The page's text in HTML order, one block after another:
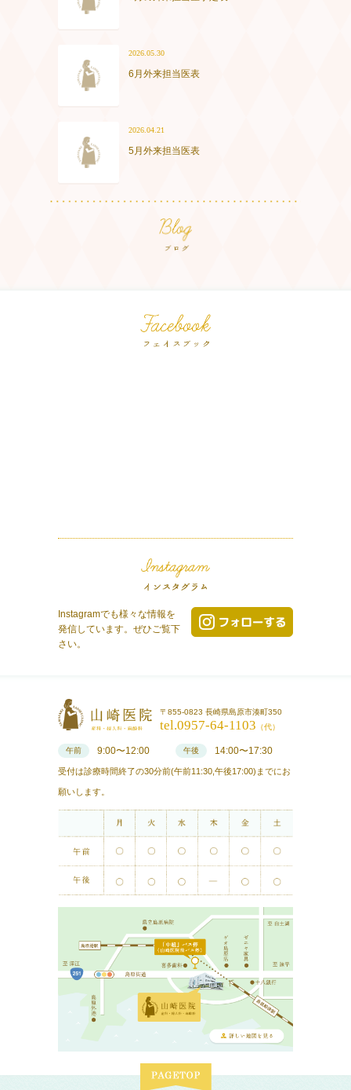
2026.05.30
6月外来担当医表
2026.04.21
5月外来担当医表
Instagramでも様々な情報を
発信しています。ぜひご覧下
さい。
〒855-0823 長崎県島原市湊町350
tel.0957-64-1103 （代）
午前 9:00〜12:00 午後 14:00〜17:30
受付は診療時間終了の30分前(午前11:30,午後17:00)までにお
願いします。